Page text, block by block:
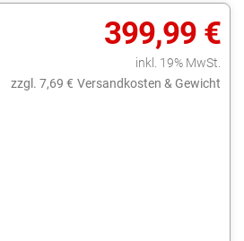
399,99 €
inkl. 19% MwSt.
zzgl. 7,69 € Versandkosten & Gewicht